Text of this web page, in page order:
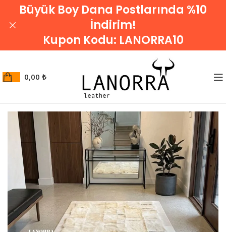
0,00 ₺
Büyük Boy Dana Postlarında %10
İndirim!
Kupon Kodu: LANORRA10